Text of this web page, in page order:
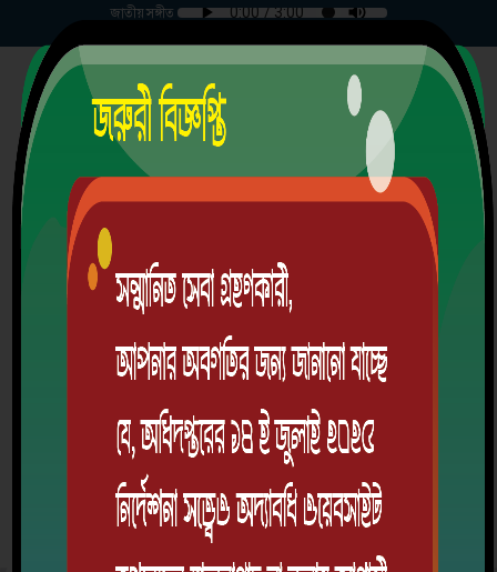
জাতীয় সঙ্গীত
বাংলাদেশ গভর্নমেন্ট প্রেস হাই স্কুল
৩৭২/৭৩, তেজগাঁও শি/এ, ঢাকা
স্থাপিতঃ ১৯৬২ খ্রিঃ
EIIN: 108525 | MPO Code: 108525
ডাউনলোড অ্যাপ লগইন অ্যালামনাই